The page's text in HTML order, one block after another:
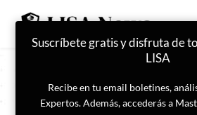
Suscríbete gratis y disfruta de
LISA
Recibe en tu email boletines,
Expertos. Además, accederás a